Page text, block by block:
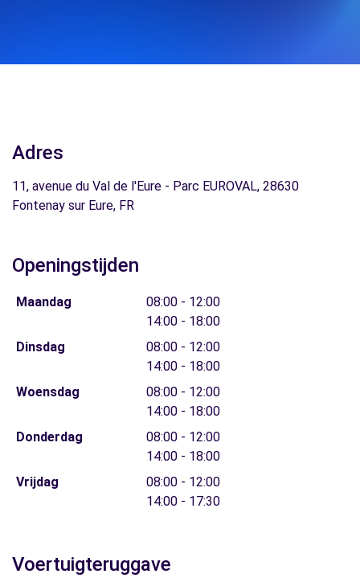
Adres
11, avenue du Val de l'Eure - Parc EUROVAL, 28630
Fontenay sur Eure, FR
Openingstijden
Maandag
08:00 - 12:00
14:00 - 18:00
Dinsdag
08:00 - 12:00
14:00 - 18:00
Woensdag
08:00 - 12:00
14:00 - 18:00
Donderdag
08:00 - 12:00
14:00 - 18:00
Vrijdag
08:00 - 12:00
14:00 - 17:30
Voertuigteruggave